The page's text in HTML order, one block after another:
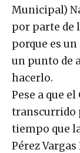
Municipal)
por parte de
porque es
un punto de
hacerlo.
Pese a que
transcurrido
tiempo que
Pérez